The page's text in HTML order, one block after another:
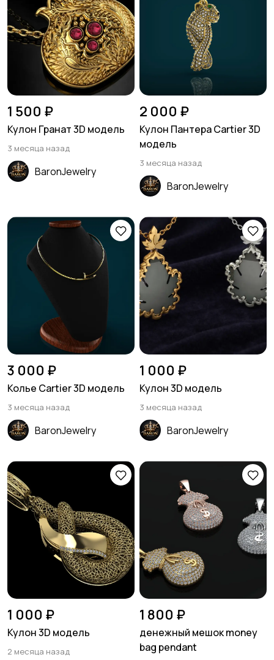
1 500 ₽
Кулон Гранат 3D модель
3 месяца назад
BaronJewelry
2 000 ₽
Кулон Пантера Cartier 3D
модель
3 месяца назад
BaronJewelry
3 000 ₽
Колье Cartier 3D модель
3 месяца назад
BaronJewelry
1 000 ₽
Кулон 3D модель
3 месяца назад
BaronJewelry
1 000 ₽
Кулон 3D модель
2 месяца назад
1 800 ₽
денежный мешок money
bag pendant